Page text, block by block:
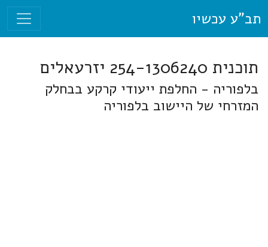
תב"ע עכשיו
תוכנית 254-1306240 יזרעאלים
בלפוריה - החלפת ייעודי קרקע בבחלק
המזרחי של היישוב בלפוריה